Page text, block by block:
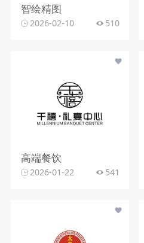
智绘精图
2026-02-10 510
高端餐饮
2026-01-22 541